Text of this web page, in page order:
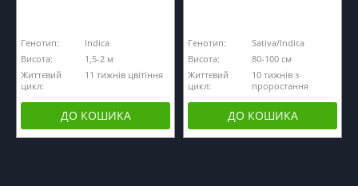
Генотип:
Indica
Висота:
1,5-2 м
Життєвий
цикл:
11 тижнів цвітіння
ДО КОШИКА
Генотип:
Sativa/Indica
Висота:
80-100 см
Життєвий
цикл:
10 тижнів з
проростання
ДО КОШИКА